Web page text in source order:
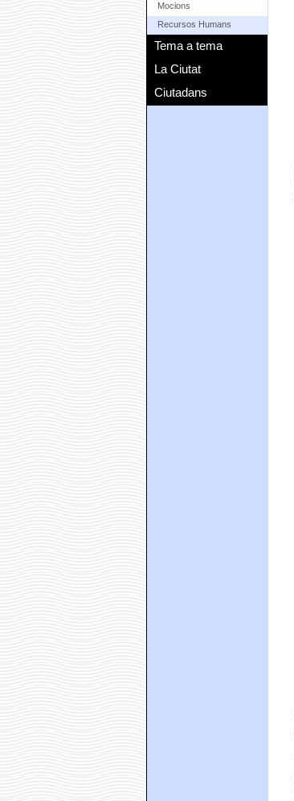
Mocions
Recursos Humans
Tema a tema
La Ciutat
Ciutadans